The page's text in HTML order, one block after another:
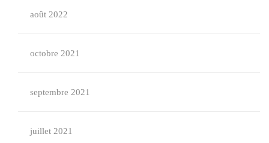
août 2022
octobre 2021
septembre 2021
juillet 2021